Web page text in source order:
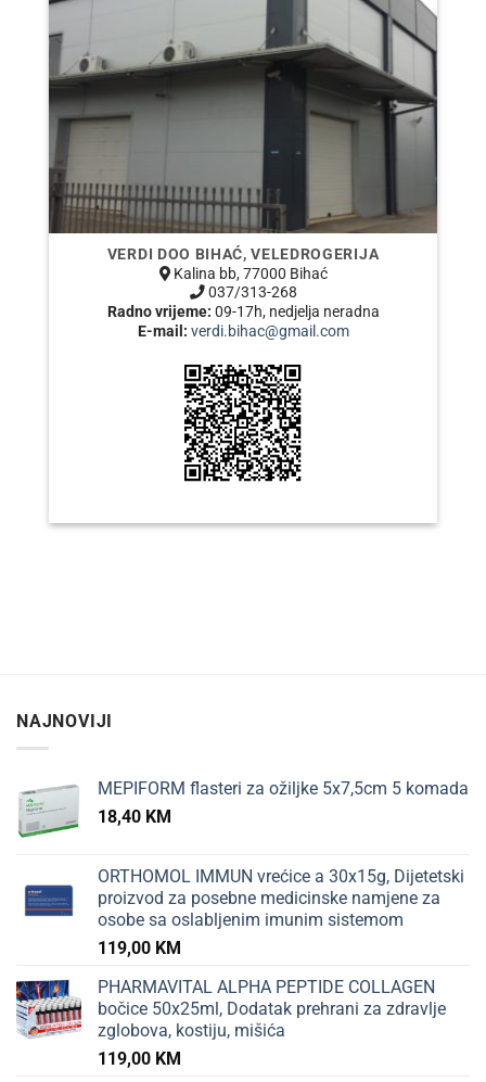
VERDI DOO BIHAĆ, VELEDROGERIJA
Kalina bb, 77000 Bihać
037/313-268
Radno vrijeme: 09-17h, nedjelja neradna
E-mail: verdi.bihac@gmail.com
NAJNOVIJI
MEPIFORM flasteri za ožiljke 5x7,5cm 5 komada
18,40 KM
ORTHOMOL IMMUN vrećice a 30x15g, Dijetetski
proizvod za posebne medicinske namjene za
osobe sa oslabljenim imunim sistemom
119,00 KM
PHARMAVITAL ALPHA PEPTIDE COLLAGEN
bočice 50x25ml, Dodatak prehrani za zdravlje
zglobova, kostiju, mišića
119,00 KM